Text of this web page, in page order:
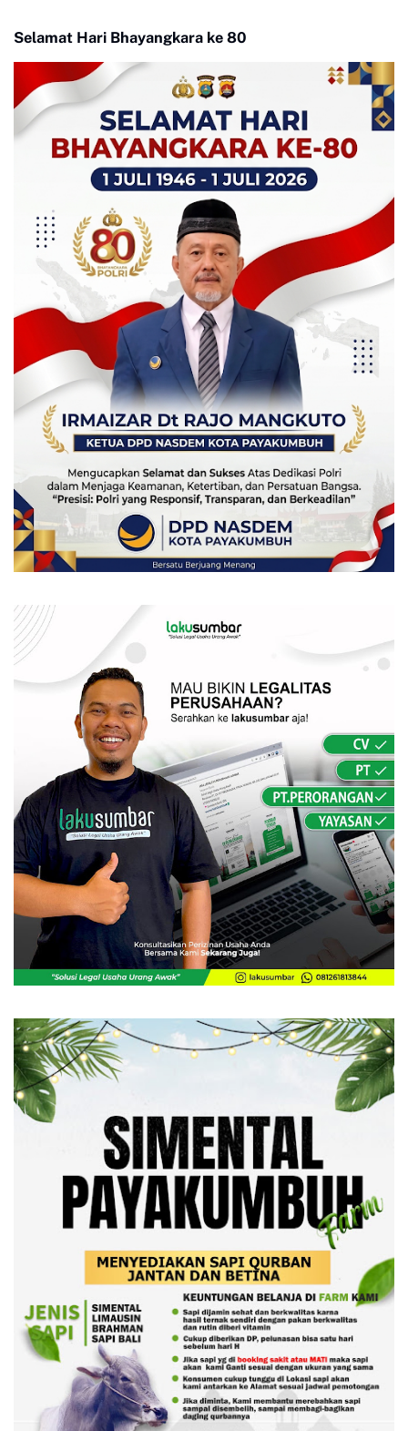
Selamat Hari Bhayangkara ke 80